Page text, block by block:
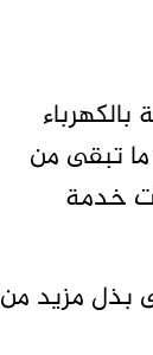
ما تبقى من
خدمة
بذل مزيد من